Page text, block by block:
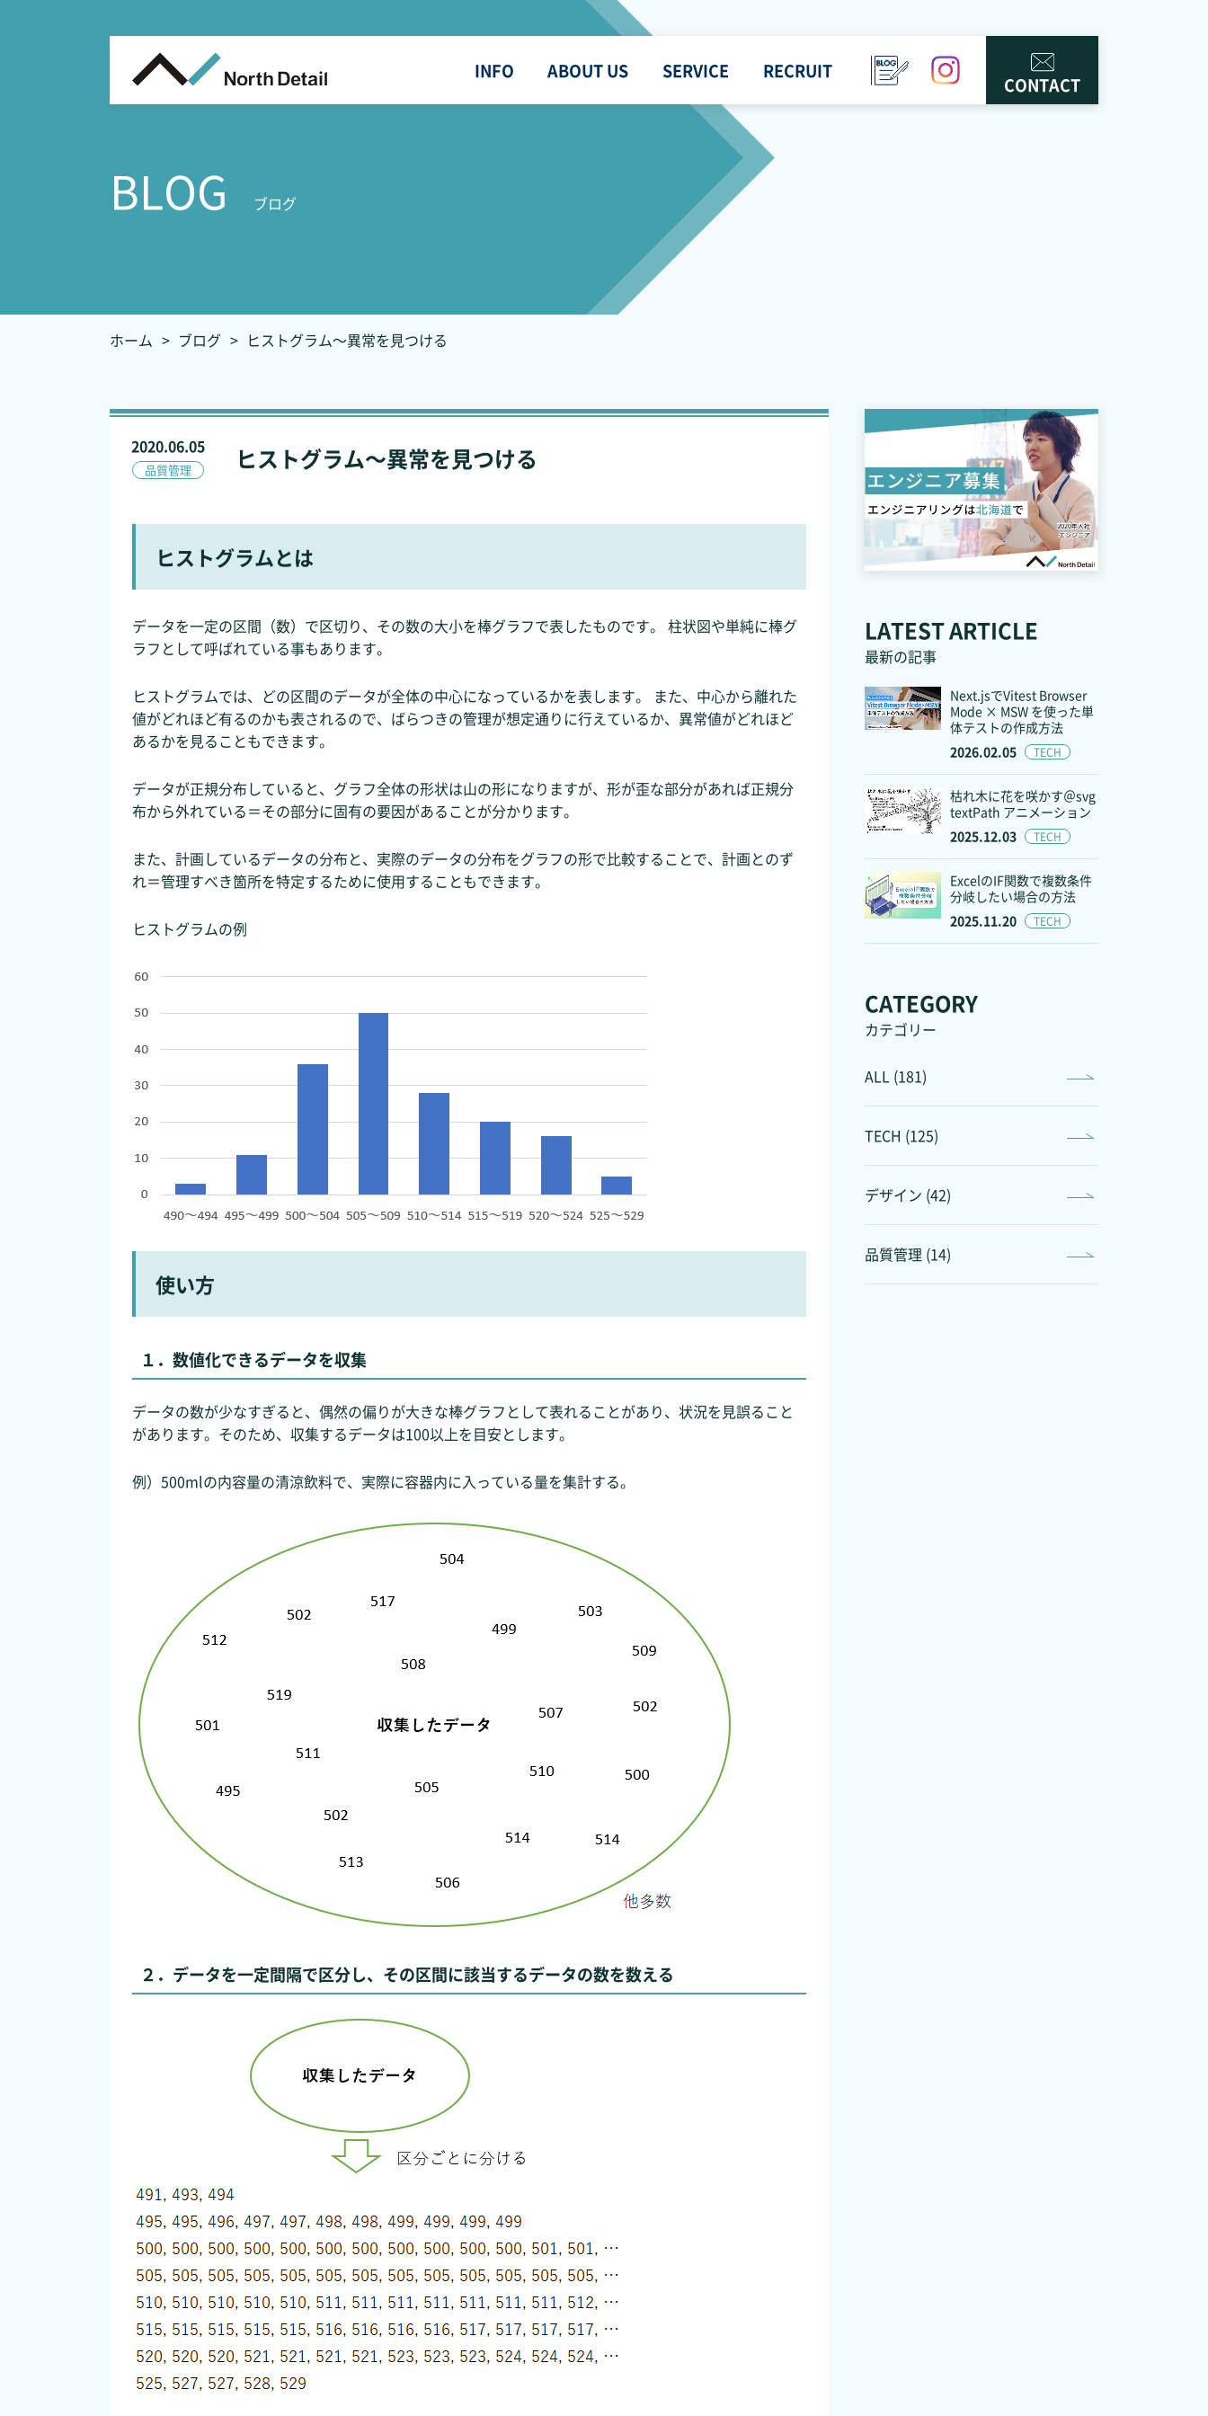
INFO ABOUT US SERVICE RECRUIT BLOG instagramCONTACT
BLOG ブログ
ホーム ブログ ヒストグラム～異常を見つける
2020.06.05
品質管理 ヒストグラム～異常を見つける
ヒストグラムとは
データを一定の区間（数）で区切り、その数の大小を棒グラフで表したものです。 柱状図や単純に棒グ
ラフとして呼ばれている事もあります。
ヒストグラムでは、どの区間のデータが全体の中心になっているかを表します。 また、中心から離れた
値がどれほど有るのかも表されるので、ばらつきの管理が想定通りに行えているか、異常値がどれほど
あるかを見ることもできます。
データが正規分布していると、グラフ全体の形状は山の形になりますが、形が歪な部分があれば正規分
布から外れている＝その部分に固有の要因があることが分かります。
また、計画しているデータの分布と、実際のデータの分布をグラフの形で比較することで、計画とのず
れ＝管理すべき箇所を特定するために使用することもできます。
ヒストグラムの例
使い方
１．数値化できるデータを収集
データの数が少なすぎると、偶然の偏りが大きな棒グラフとして表れることがあり、状況を見誤ること
があります。そのため、収集するデータは100以上を目安とします。
例）500mlの内容量の清涼飲料で、実際に容器内に入っている量を集計する。
２．データを一定間隔で区分し、その区間に該当するデータの数を数える
LATEST ARTICLE
最新の記事
2026.02.05 TECH
Next.jsでVitest Browser
Mode × MSW を使った単
体テストの作成方法
2025.12.03 TECH
枯れ木に花を咲かす＠svg
textPath アニメーション
2025.11.20 TECH
ExcelのIF関数で複数条件
分岐したい場合の方法
CATEGORY
カテゴリー
ALL (181)
TECH (125)
デザイン (42)
品質管理 (14)